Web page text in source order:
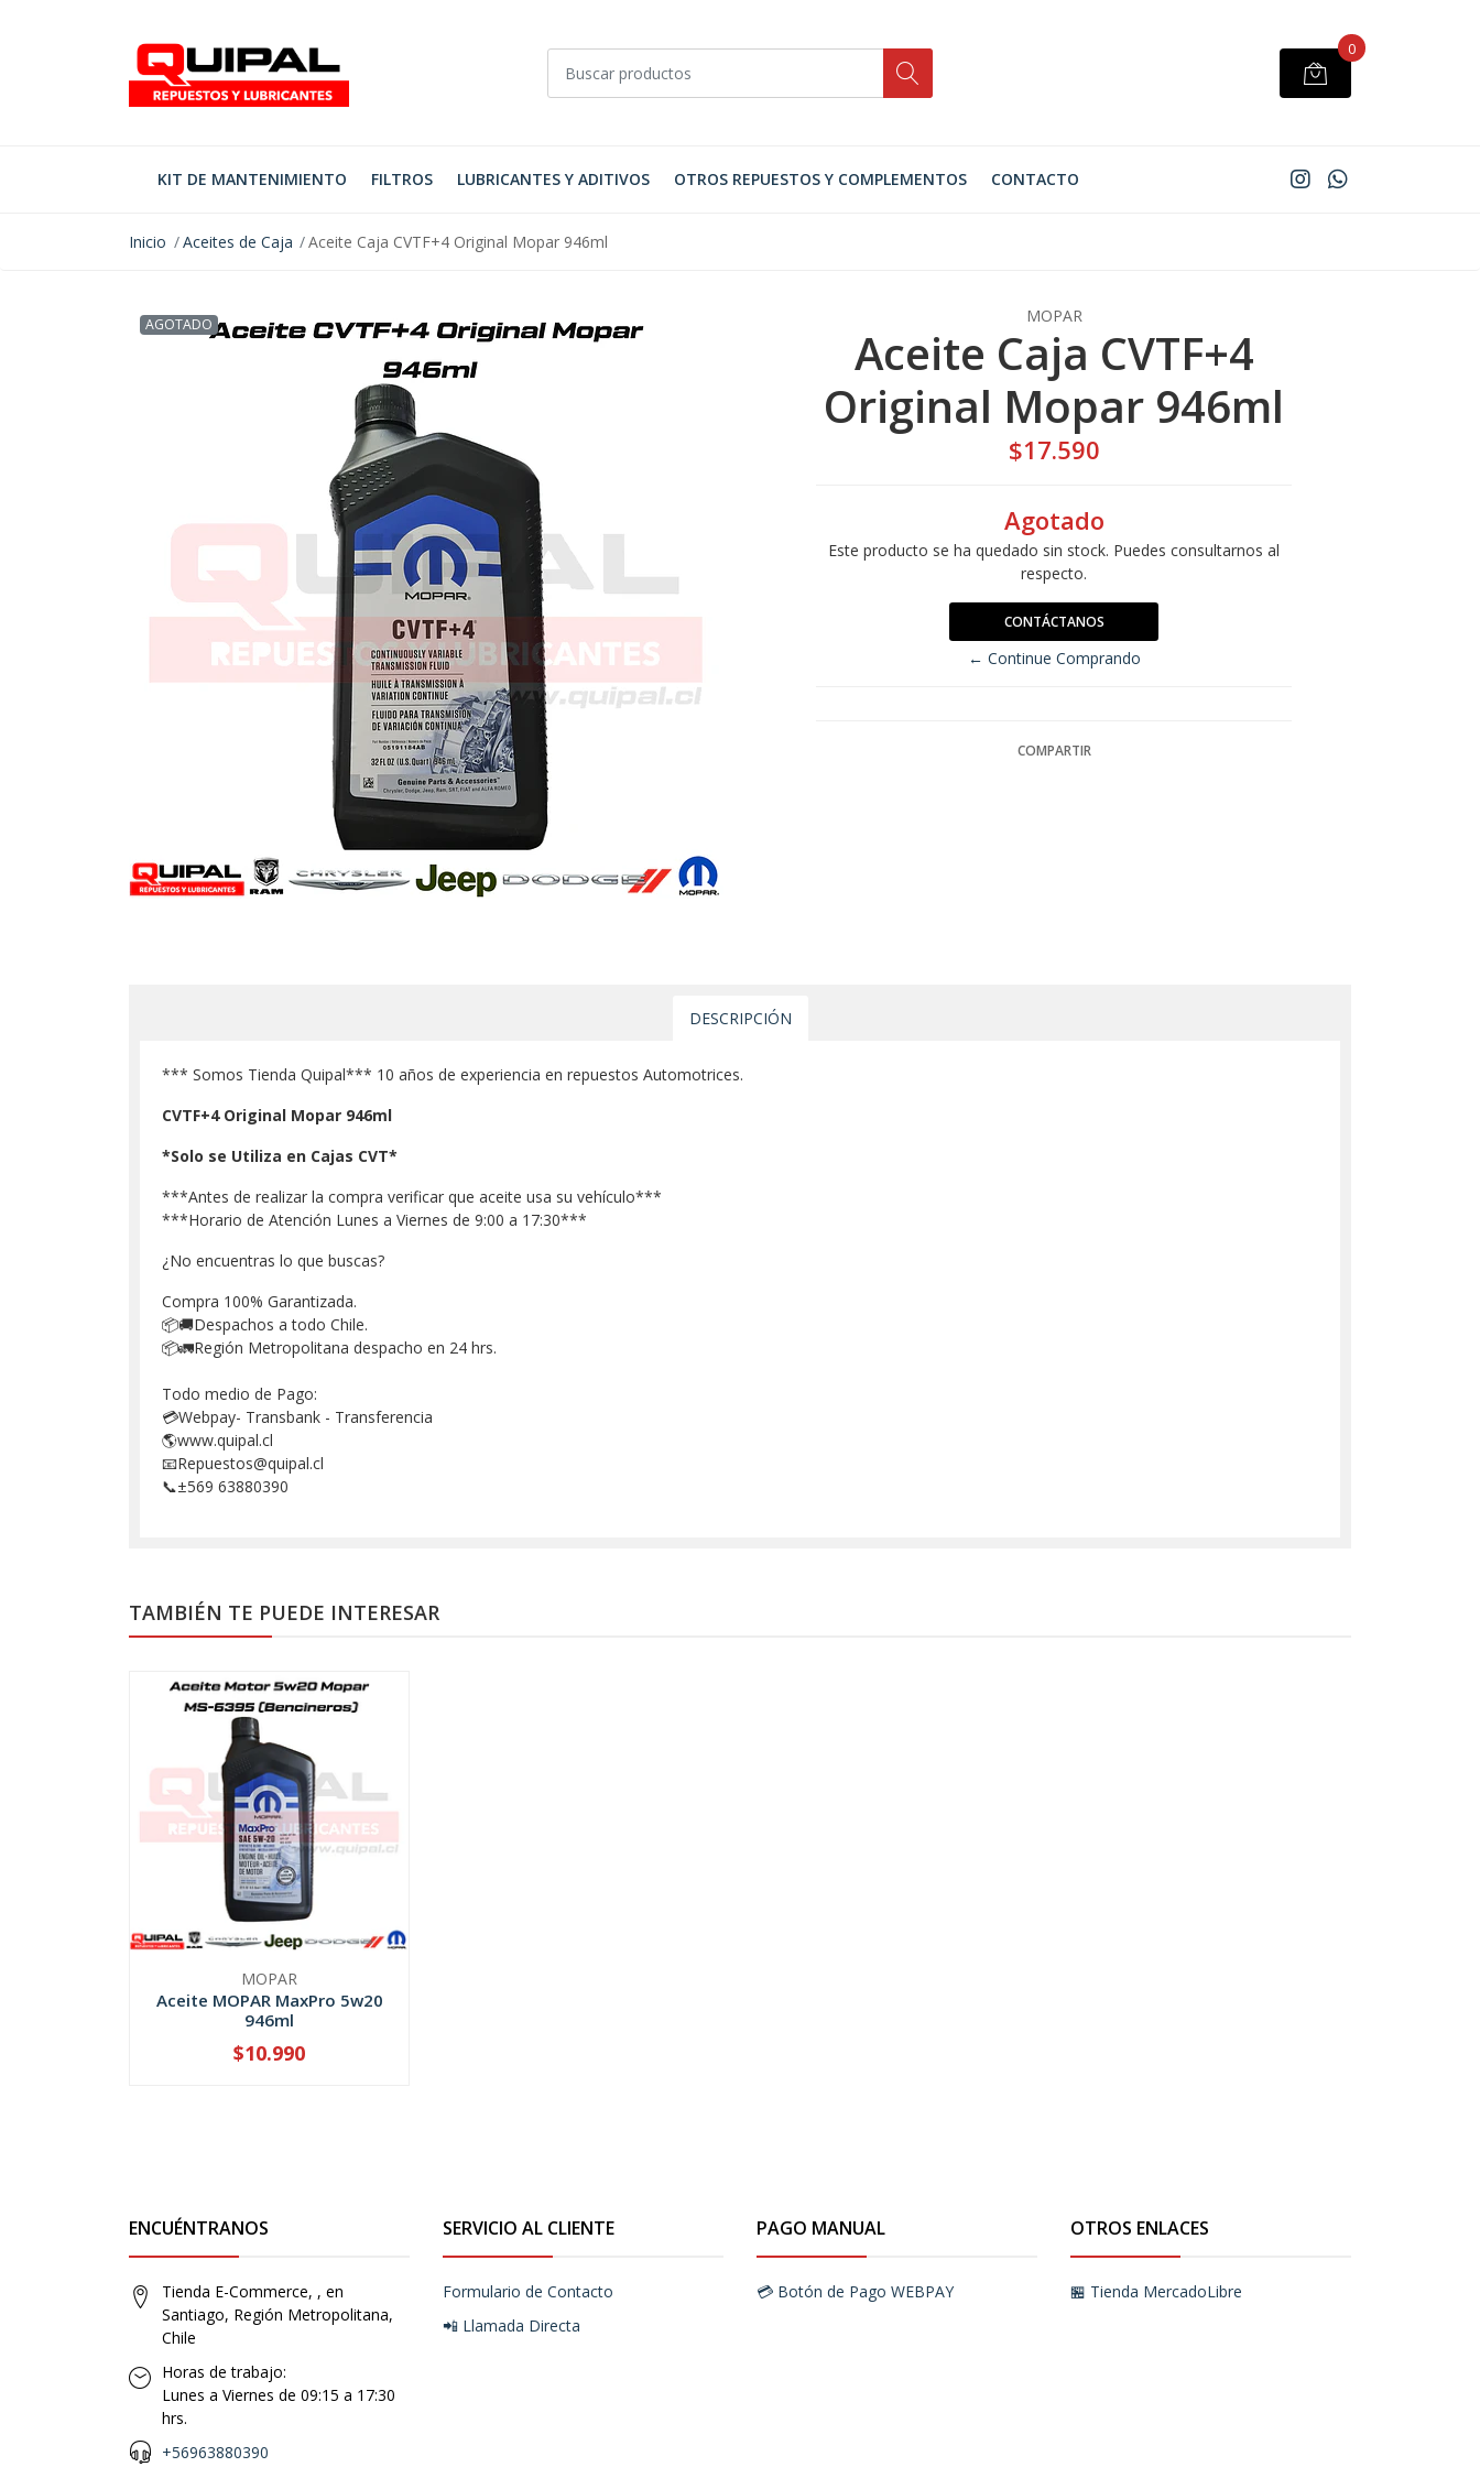
0
KIT DE MANTENIMIENTO FILTROS LUBRICANTES Y ADITIVOS OTROS REPUESTOS Y COMPLEMENTOS CONTACTO
Inicio Aceites de Caja Aceite Caja CVTF+4 Original Mopar 946ml
AGOTADO MOPAR
Aceite Caja CVTF+4
Original Mopar 946ml
$17.590
Agotado
Este producto se ha quedado sin stock. Puedes consultarnos al
respecto.
CONTÁCTANOS
← Continue Comprando
COMPARTIR
DESCRIPCIÓN
*** Somos Tienda Quipal*** 10 años de experiencia en repuestos Automotrices.
CVTF+4 Original Mopar 946ml
*Solo se Utiliza en Cajas CVT*
***Antes de realizar la compra verificar que aceite usa su vehículo***
***Horario de Atención Lunes a Viernes de 9:00 a 17:30***
¿No encuentras lo que buscas?
Compra 100% Garantizada.
📦🚚Despachos a todo Chile.
📦🚛Región Metropolitana despacho en 24 hrs.
Todo medio de Pago:
💳Webpay- Transbank - Transferencia
🌎www.quipal.cl
📧Repuestos@quipal.cl
📞±569 63880390
TAMBIÉN TE PUEDE INTERESAR
MOPAR
Aceite MOPAR MaxPro 5w20
946ml
+
$10.990
ENCUÉNTRANOS
Tienda E-Commerce, , en
Santiago, Región Metropolitana,
Chile
Horas de trabajo:
Lunes a Viernes de 09:15 a 17:30
hrs.
+56963880390
SERVICIO AL CLIENTE
Formulario de Contacto
📲 Llamada Directa
PAGO MANUAL
💳 Botón de Pago WEBPAY
OTROS ENLACES
🏪 Tienda MercadoLibre